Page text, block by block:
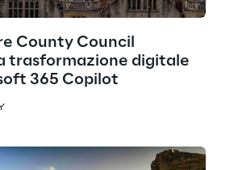
County Council
trasformazione digitale
365 Copilot